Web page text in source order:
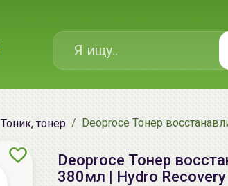
Тоник, тонер Deoproce Тонер
Deoproce Тонер
380мл | Hydro Recovery